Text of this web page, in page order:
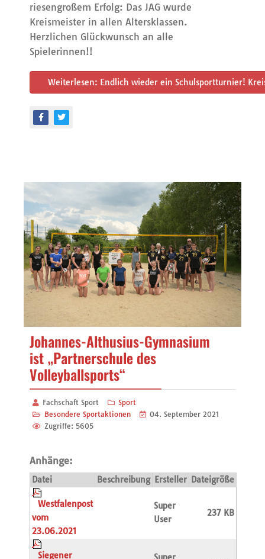
riesengroßem Erfolg: Das JAG wurde
Kreismeister in allen Altersklassen.
Herzlichen Glückwunsch an alle
Spielerinnen!!
Weiterlesen: Endlich wieder ein Schulsportturnier!
Johannes-Althusius-Gymnasium
ist „Partnerschule des
Volleyballsports“
Fachschaft Sport
Sport
Besondere Sportaktionen
04. September 2021
Zugriffe: 5605
Anhänge:
Datei Beschreibung Ersteller Dateigröße
Westfalenpost
vom
23.06.2021
Super
User
237 KB
Siegener